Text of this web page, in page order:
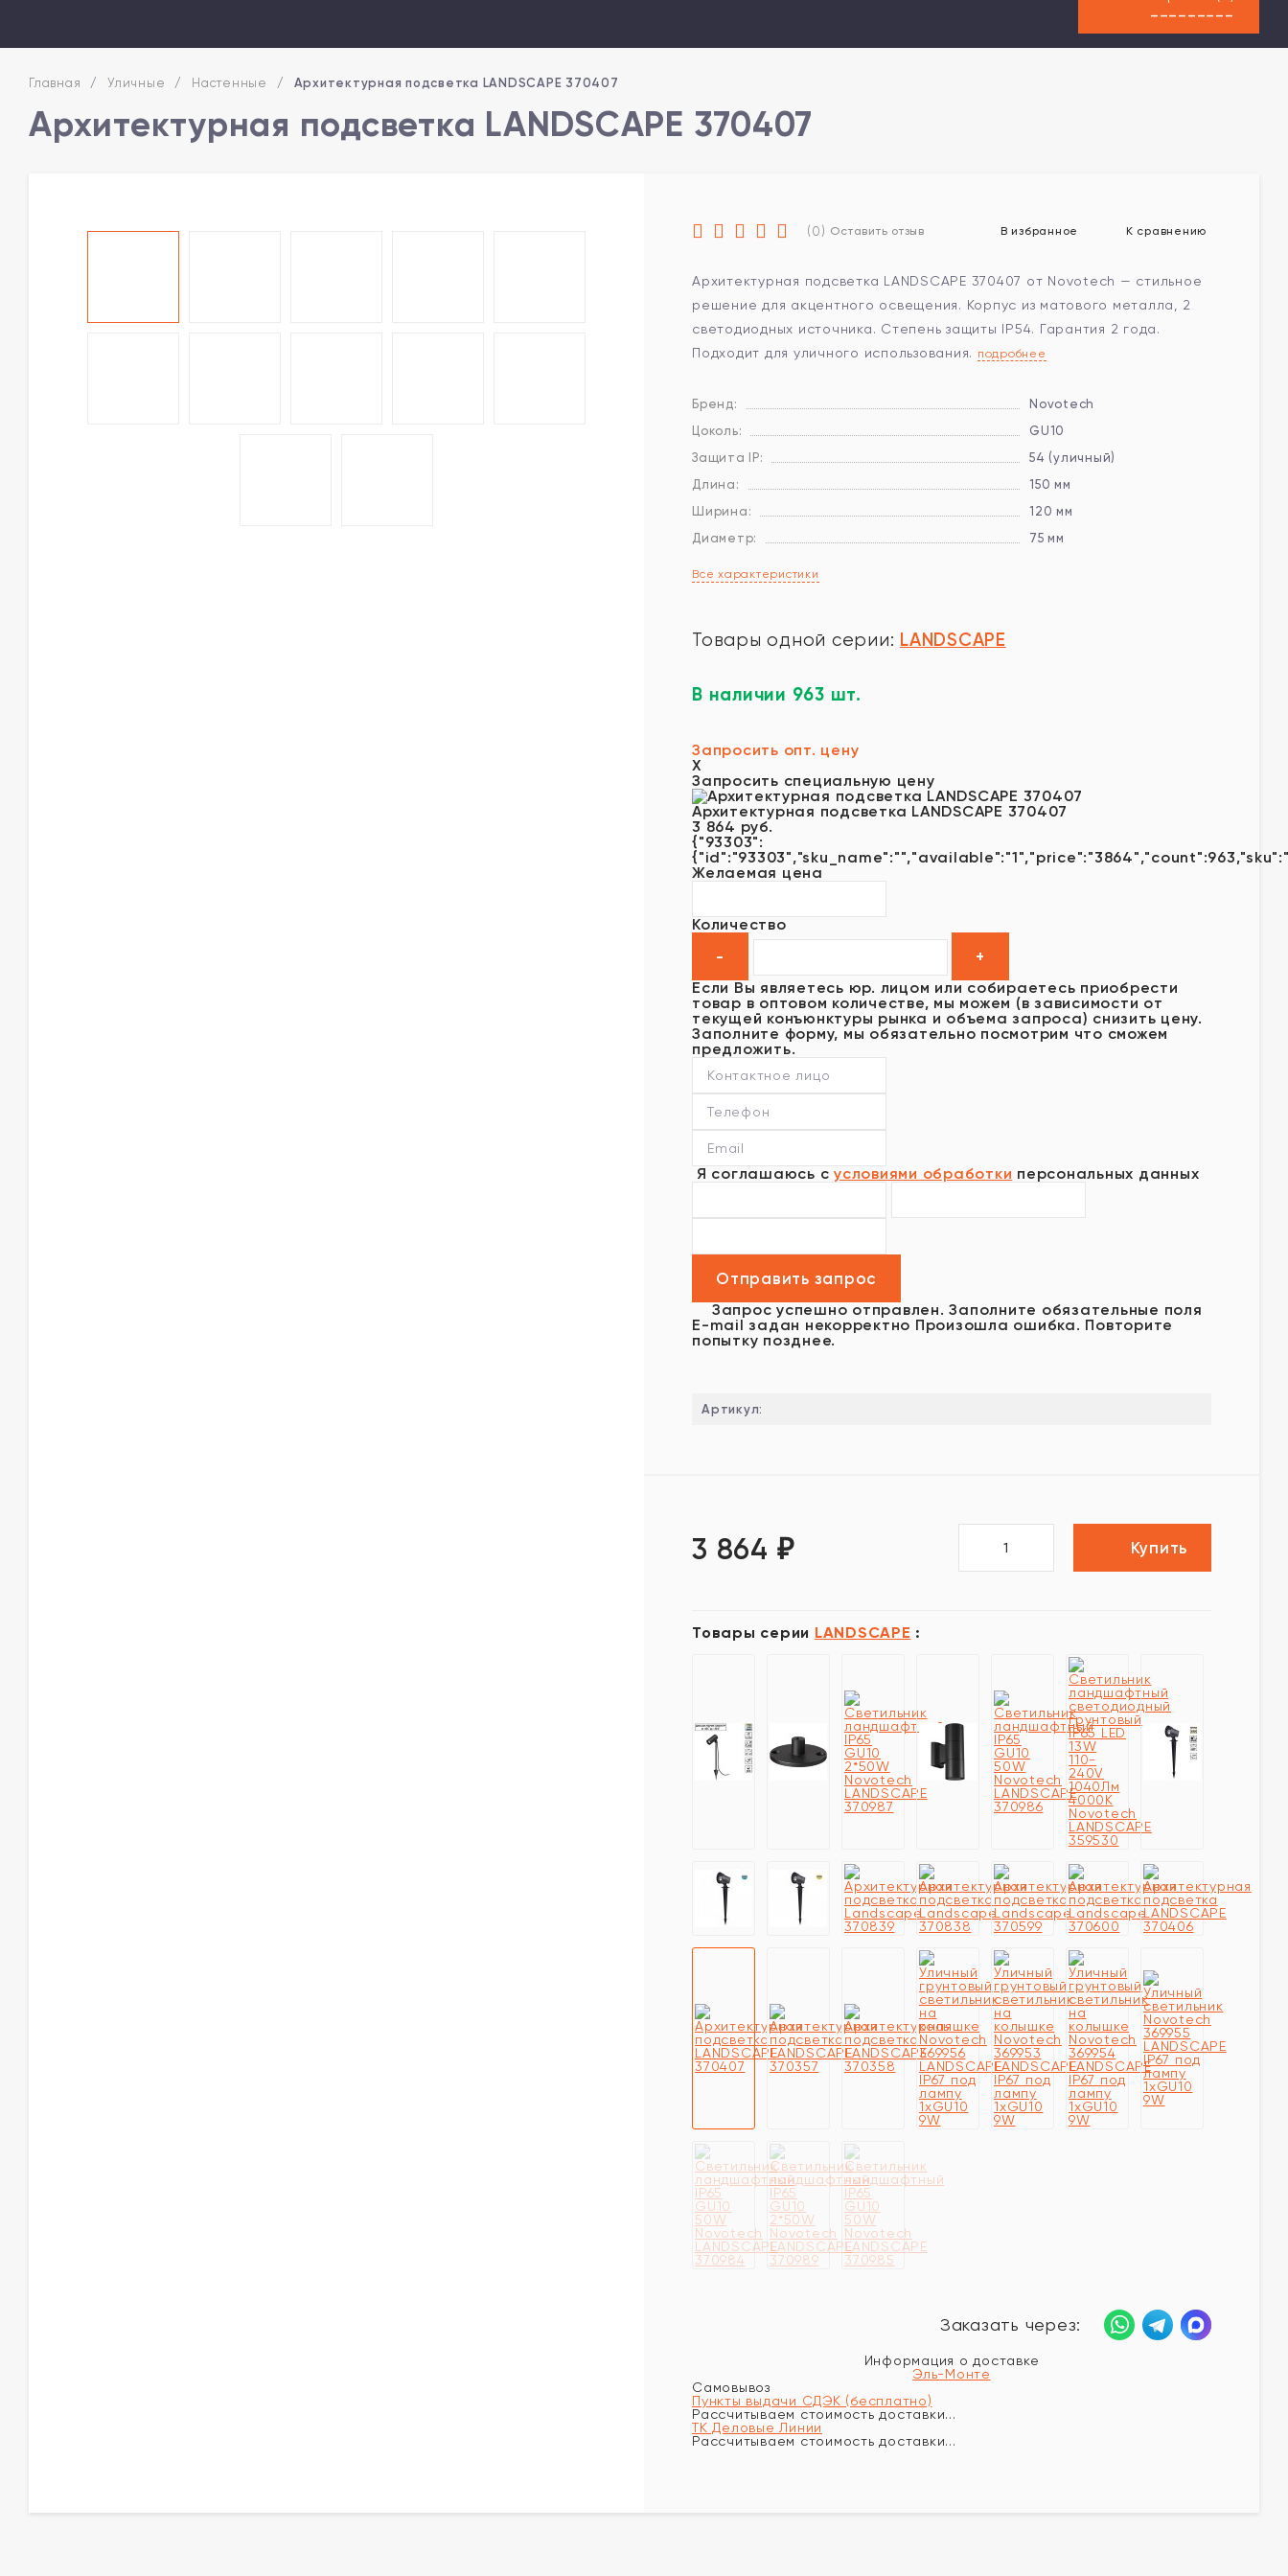
---------
Главная / Уличные / Настенные / Архитектурная подсветка LANDSCAPE 370407
Архитектурная подсветка LANDSCAPE 370407
(0) Оставить отзыв В избранное К сравнению
Архитектурная подсветка LANDSCAPE 370407 от Novotech — стильное
решение для акцентного освещения. Корпус из матового металла, 2
светодиодных источника. Степень защиты IP54. Гарантия 2 года.
Подходит для уличного использования. подробнее
Бренд:
Novotech
Цоколь:
GU10
Защита IP:
54 (уличный)
Длина:
150 мм
Ширина:
120 мм
Диаметр:
75 мм
Все характеристики
Товары одной серии: LANDSCAPE
В наличии 963 шт.
Запросить опт. цену
X
Запросить специальную цену
Архитектурная подсветка LANDSCAPE 370407
3 864 руб.
{"93303":
Желаемая цена
Количество
Если Вы являетесь юр. лицом или собираетесь приобрести
товар в оптовом количестве, мы можем (в зависимости от
текущей конъюнктуры рынка и объема запроса) снизить цену.
Заполните форму, мы обязательно посмотрим что сможем
предложить.
Я соглашаюсь с условиями обработки персональных данных
Запрос успешно отправлен. Заполните обязательные поля
E-mail задан некорректно Произошла ошибка. Повторите
попытку позднее.
Артикул:
3 864 ₽ Купить
Товары серии LANDSCAPE :
Заказать через:
Информация о доставке
Эль-Монте
Самовывоз
Пункты выдачи СДЭК (бесплатно)
Рассчитываем стоимость доставки...
ТК Деловые Линии
Рассчитываем стоимость доставки...